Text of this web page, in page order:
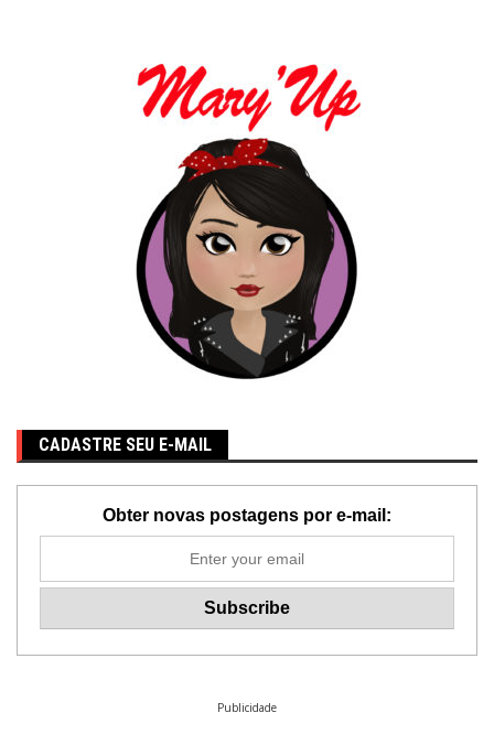
CADASTRE SEU E-MAIL
Obter novas postagens por e-mail:
Publicidade